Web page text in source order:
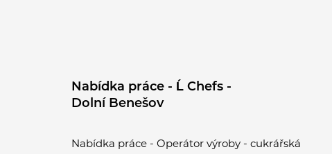
Nabídka práce - Ĺ Chefs -
Dolní Benešov
Nabídka práce - Operátor výroby - cukrářská